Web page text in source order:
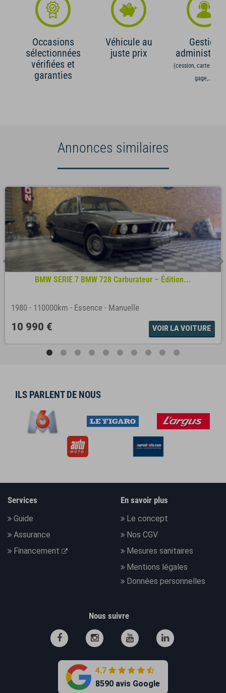
Occasions
sélectionnées
vérifiées et
garanties
Véhicule au
juste prix
Gestion
(cession, carte grise,
gage,...)
Annonces similaires
BMW SERIE 7 BMW 728 Carburateur – Édition...
1980 - 110000km - Essence - Manuelle
10 990 € VOIR LA VOITURE
ILS PARLENT DE NOUS
Services
Guide
Assurance
Financement
En savoir plus
Le concept
Nos CGV
Mesures sanitaires
Mentions légales
Données personnelles
Nous suivre
4.7
8590 avis Google